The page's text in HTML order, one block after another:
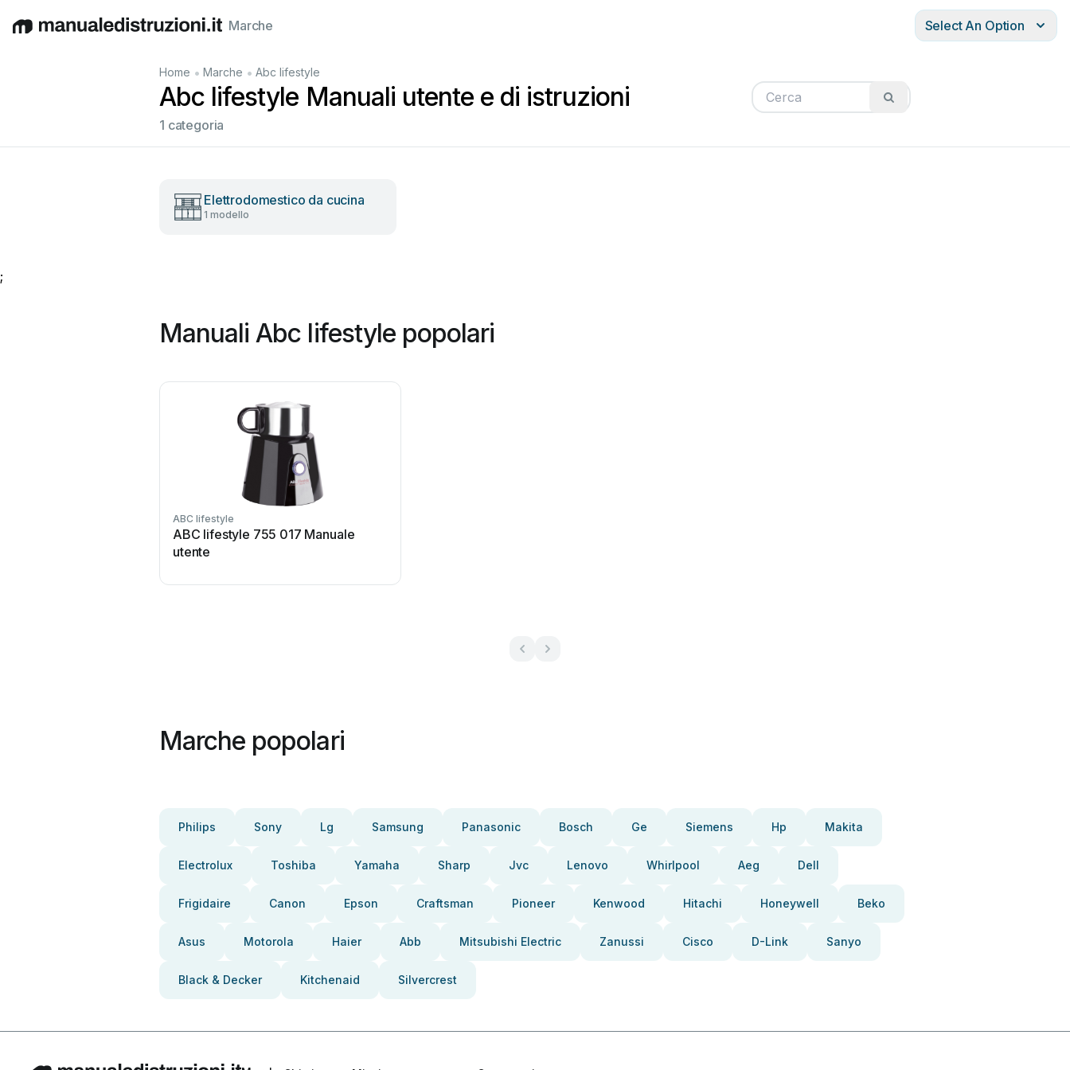
EnglishDeutschEspañol Italiano Français
Marche Select An Option
Home • Marche • Abc lifestyle
Abc lifestyle Manuali utente e di istruzioni
1 categoria
Elettrodomestico da cucina
1 modello
;
Manuali Abc lifestyle popolari
ABC lifestyle
ABC lifestyle 755 017 Manuale
utente
Marche popolari
Philips Sony Lg Samsung Panasonic Bosch Ge Siemens Hp Makita
Electrolux Toshiba Yamaha Sharp Jvc Lenovo Whirlpool Aeg Dell
Frigidaire Canon Epson Craftsman Pioneer Kenwood Hitachi Honeywell Beko
Asus Motorola Haier Abb Mitsubishi Electric Zanussi Cisco D-Link Sanyo
Black & Decker Kitchenaid Silvercrest